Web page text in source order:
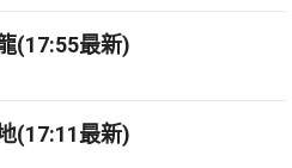
(17:55最新)
(17:11最新)